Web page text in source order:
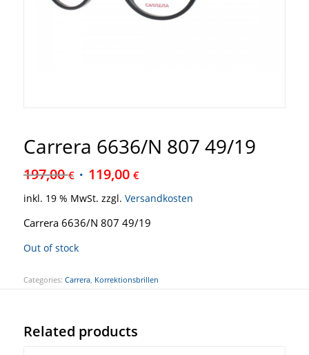
Carrera 6636/N 807 49/19
197,00€ 119,00 €
inkl. 19 % MwSt. zzgl. Versandkosten
Carrera 6636/N 807 49/19
Out of stock
Categories: Carrera, Korrektionsbrillen
Related products